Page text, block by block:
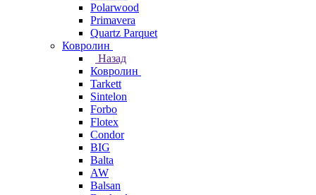
Polarwood
Primavera
Quartz Parquet
Ковролин
Назад
Ковролин
Tarkett
Sintelon
Forbo
Flotex
Condor
BIG
Balta
AW
Balsan